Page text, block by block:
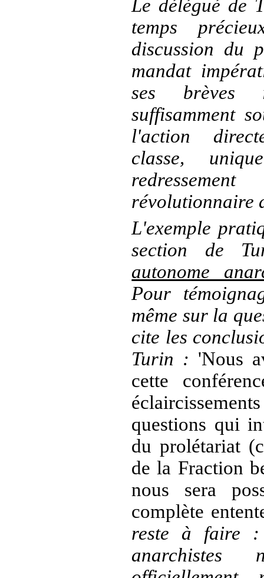
Le délégué de
temps
discussion du
mandat
ses brèves
suffisamment
l'action
classe,
révolutionnaire
L'exemple
section de
autonome
Pour
même sur la
cite les
Turin : 'Nous
cette
questions qui
du prolétariat
de la Fraction
nous sera
complète
reste à faire